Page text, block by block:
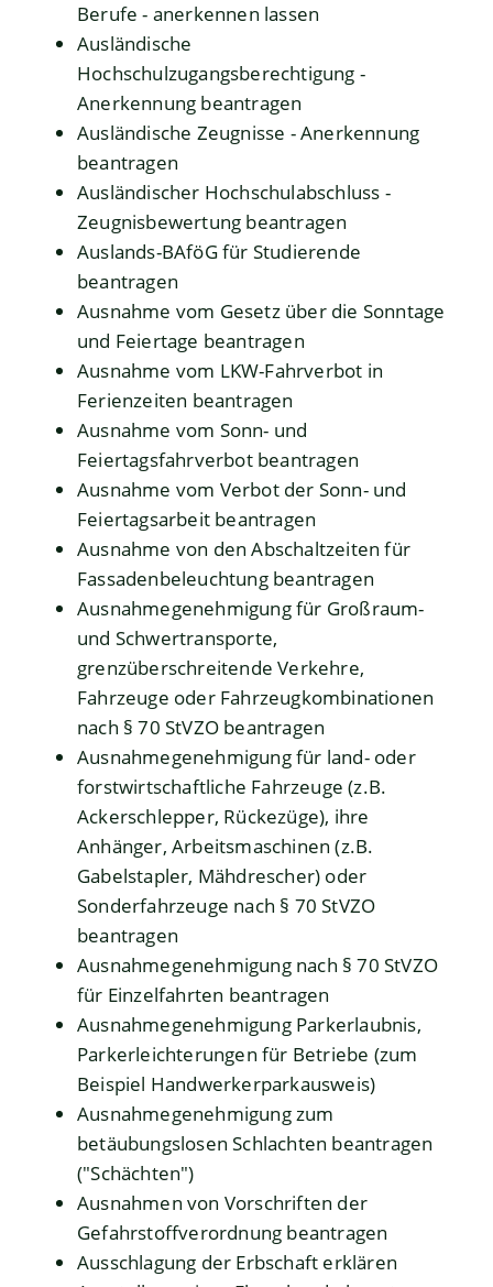
Berufe - anerkennen lassen
Ausländische
Hochschulzugangsberechtigung -
Anerkennung beantragen
Ausländische Zeugnisse - Anerkennung
beantragen
Ausländischer Hochschulabschluss -
Zeugnisbewertung beantragen
Auslands-BAföG für Studierende
beantragen
Ausnahme vom Gesetz über die Sonntage
und Feiertage beantragen
Ausnahme vom LKW-Fahrverbot in
Ferienzeiten beantragen
Ausnahme vom Sonn- und
Feiertagsfahrverbot beantragen
Ausnahme vom Verbot der Sonn- und
Feiertagsarbeit beantragen
Ausnahme von den Abschaltzeiten für
Fassadenbeleuchtung beantragen
Ausnahmegenehmigung für Großraum-
und Schwertransporte,
grenzüberschreitende Verkehre,
Fahrzeuge oder Fahrzeugkombinationen
nach § 70 StVZO beantragen
Ausnahmegenehmigung für land- oder
forstwirtschaftliche Fahrzeuge (z.B.
Ackerschlepper, Rückezüge), ihre
Anhänger, Arbeitsmaschinen (z.B.
Gabelstapler, Mähdrescher) oder
Sonderfahrzeuge nach § 70 StVZO
beantragen
Ausnahmegenehmigung nach § 70 StVZO
für Einzelfahrten beantragen
Ausnahmegenehmigung Parkerlaubnis,
Parkerleichterungen für Betriebe (zum
Beispiel Handwerkerparkausweis)
Ausnahmegenehmigung zum
betäubungslosen Schlachten beantragen
("Schächten")
Ausnahmen von Vorschriften der
Gefahrstoffverordnung beantragen
Ausschlagung der Erbschaft erklären